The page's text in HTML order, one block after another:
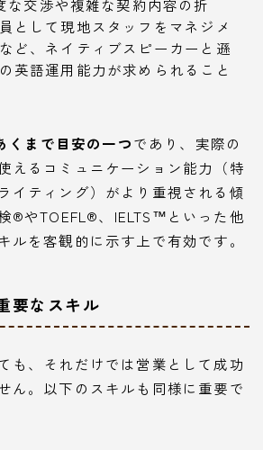
な交渉や複雑な契約内容の折
として現地スタッフをマネジメ
ど、ネイティブスピーカーと遜
英語運用能力が求められること
くまで目安の一つであり、実際の
えるコミュニケーション能力（特
イティング）がより重視される傾
®やTOEFL®、IELTS™といった他
ルを客観的に示す上で有効です。
要なスキル
も、それだけでは営業として成功
ん。以下のスキルも同様に重要で